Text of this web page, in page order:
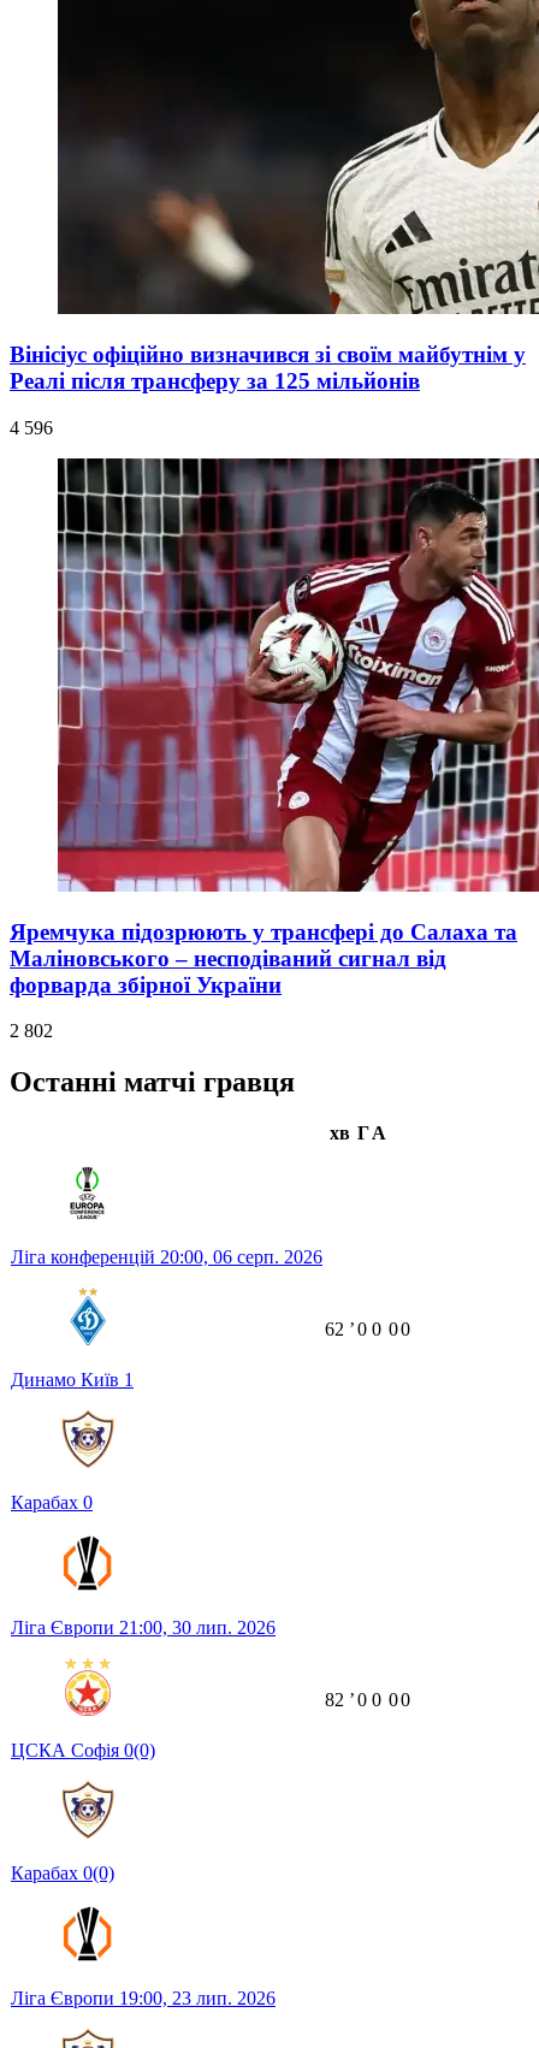
Вінісіус офіційно визначився зі своїм майбутнім у
Реалі після трансферу за 125 мільйонів
4 596
Яремчука підозрюють у трансфері до Салаха та
Маліновського – несподіваний сигнал від
форварда збірної України
2 802
Останні матчі гравця
хв ГА
Ліга конференцій 20:00, 06 серп. 2026
Динамо Київ 1
Карабах 0
62 ʼ0 0 00
Ліга Європи 21:00, 30 лип. 2026
ЦСКА Софія 0(0)
Карабах 0(0)
82 ʼ0 0 00
Ліга Європи 19:00, 23 лип. 2026